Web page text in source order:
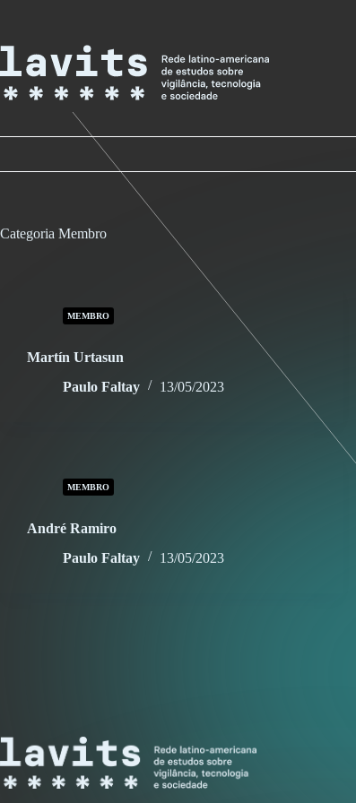
Categoria Membro
MEMBRO
Martín Urtasun
Paulo Faltay
13/05/2023
MEMBRO
André Ramiro
Paulo Faltay
13/05/2023